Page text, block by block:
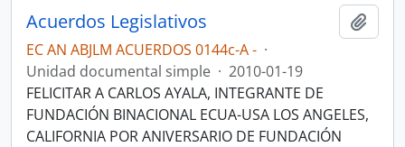
Acuerdos Legislativos
EC AN ABJLM ACUERDOS 0144c-A - ·
Unidad documental simple · 2010-01-19
FELICITAR A CARLOS AYALA, INTEGRANTE DE
FUNDACIÓN BINACIONAL ECUA-USA LOS ANGELES,
CALIFORNIA POR ANIVERSARIO DE FUNDACIÓN